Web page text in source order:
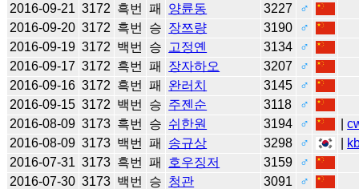
2016-09-21 3172 흑번 패 양륜동 3227
♂
2016-09-20 3172 흑번 승 장쯔량 3190
♂
2016-09-19 3172 백번 승 고정옌 3134
♂
2016-09-17 3172 흑번 패 장자하오 3207
♂
2016-09-16 3172 흑번 패 완러치 3145
♂
2016-09-15 3172 백번 승 주젠순 3118
♂
2016-08-09 3173 흑번 승 쉬한원 3194 ♂ |
2016-08-09 3173 백번 패 송규상 3298 ♂
2016-07-31 3173 흑번 패 호우징저 3159
♂
2016-07-30 3173 백번 승 청관 3091
♂